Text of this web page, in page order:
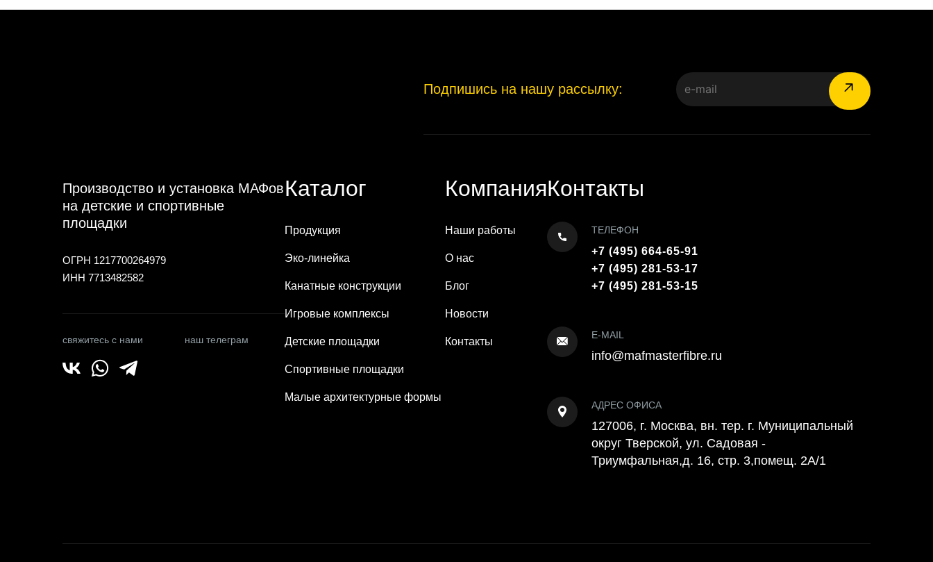
Подпишись на нашу рассылку:
Производство и установка МАФов
на детские и спортивные
площадки
ОГРН 1217700264979
ИНН 7713482582
свяжитесь с нами наш телеграм
Каталог
Продукция
Эко-линейка
Канатные конструкции
Игровые комплексы
Детские площадки
Спортивные площадки
Малые архитектурные формы
Компания
Наши работы
О нас
Блог
Новости
Контакты
Контакты
ТЕЛЕФОН
+7 (495) 664-65-91
+7 (495) 281-53-17
+7 (495) 281-53-15
E-MAIL
info@mafmasterfibre.ru
АДРЕС ОФИСА
127006, г. Москва, вн. тер. г. Муниципальный
округ Тверской, ул. Садовая -
Триумфальная,д. 16, стр. 3,помещ. 2А/1